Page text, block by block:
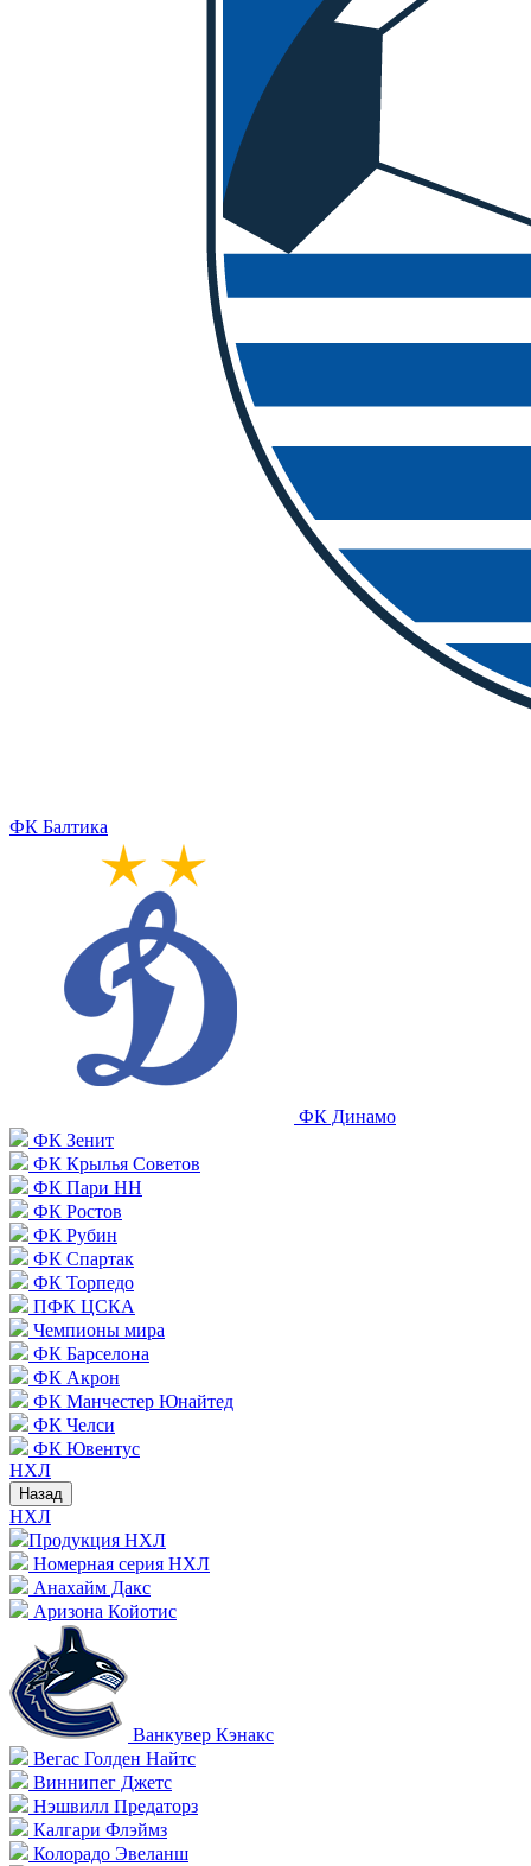
ФК Балтика
ФК Динамо
ФК Зенит
ФК Крылья Советов
ФК Пари НН
ФК Ростов
ФК Рубин
ФК Спартак
ФК Торпедо
ПФК ЦСКА
Чемпионы мира
ФК Барселона
ФК Акрон
ФК Манчестер Юнайтед
ФК Челси
ФК Ювентус
НХЛ
Назад
НХЛ
Продукция НХЛ
Номерная серия НХЛ
Анахайм Дакс
Аризона Койотис
Ванкувер Кэнакс
Вегас Голден Найтс
Виннипег Джетс
Нэшвилл Предаторз
Калгари Флэймз
Колорадо Эвеланш